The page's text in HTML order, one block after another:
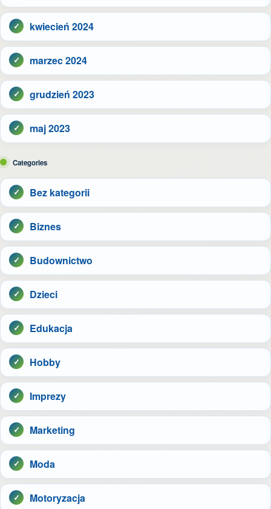
kwiecień 2024
marzec 2024
grudzień 2023
maj 2023
Categories
Bez kategorii
Biznes
Budownictwo
Dzieci
Edukacja
Hobby
Imprezy
Marketing
Moda
Motoryzacja